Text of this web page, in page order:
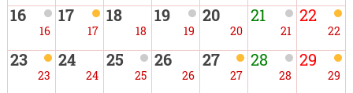
16
16
17
17
18
18
19
19
20
20
21
21
22
22
23
23
24
24
25
25
26
26
27
27
28
28
29
29